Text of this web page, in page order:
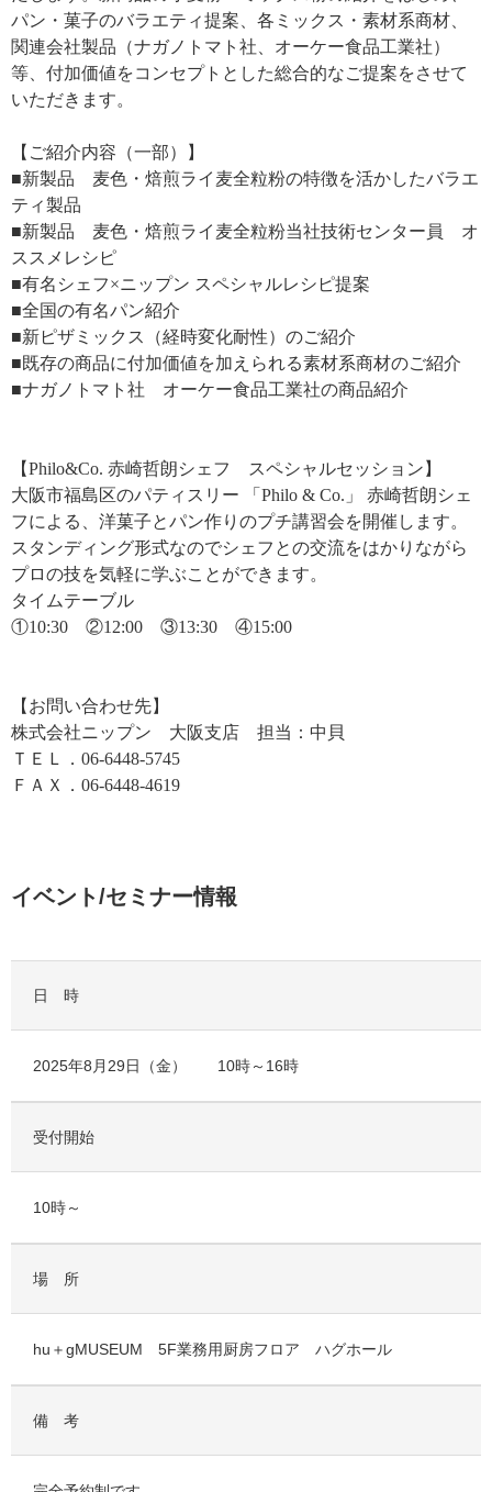
パン・菓子のバラエティ提案、各ミックス・素材系商材、
関連会社製品（ナガノトマト社、オーケー食品工業社）
等、付加価値をコンセプトとした総合的なご提案をさせて
いただきます。
【ご紹介内容（一部）】
■新製品 麦色・焙煎ライ麦全粒粉の特徴を活かしたバラエ
ティ製品
■新製品 麦色・焙煎ライ麦全粒粉当社技術センター員 オ
ススメレシピ
■有名シェフ×ニップン スペシャルレシピ提案
■全国の有名パン紹介
■新ピザミックス（経時変化耐性）のご紹介
■既存の商品に付加価値を加えられる素材系商材のご紹介
■ナガノトマト社 オーケー食品工業社の商品紹介
【Philo&Co. 赤崎哲朗シェフ スペシャルセッション】
大阪市福島区のパティスリー 「Philo & Co.」 赤崎哲朗シェ
フによる、洋菓子とパン作りのプチ講習会を開催します。
スタンディング形式なのでシェフとの交流をはかりながら
プロの技を気軽に学ぶことができます。
タイムテーブル
①10:30 ②12:00 ③13:30 ④15:00
【お問い合わせ先】
株式会社ニップン 大阪支店 担当：中貝
ＴＥＬ．06‐6448‐5745
ＦＡＸ．06‐6448‐4619
イベント/セミナー情報
日 時
2025年8月29日（金） 10時～16時
受付開始
10時～
場 所
hu＋gMUSEUM 5F業務用厨房フロア ハグホール
備 考